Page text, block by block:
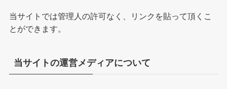
当サイトでは管理人の許可なく、リンクを貼って頂くこ
とができます。
当サイトの運営メディアについて